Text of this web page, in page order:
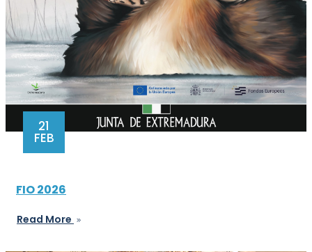
21
FEB
FIO 2026
Read More